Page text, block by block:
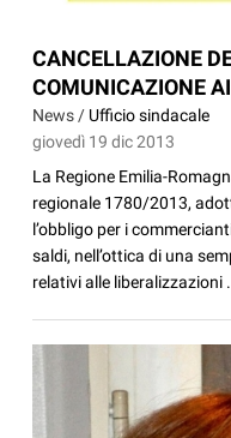
CANCELLAZIONE
COMUNICAZIONE
News / Ufficio sindacale
giovedì 19 dic 2013
La Regione Emilia-
regionale 1780/2013,
l’obbligo per i
saldi, nell’ottica di una
relativi alle liberalizzazioni